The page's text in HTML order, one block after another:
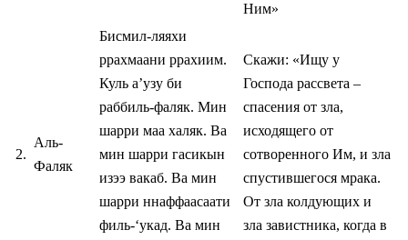
Ним»
2.
Аль-
Фаляк
Бисмил-ляяхи
ррахмаани ррахиим.
Куль а’узу би
раббиль-фаляк. Мин
шарри маа халяк. Ва
мин шарри гасикын
изээ вакаб. Ва мин
шарри ннаффаасаати
филь-‘укад. Ва мин
Скажи: «Ищу у
Господа рассвета –
спасения от зла,
исходящего от
сотворенного Им, и зла
спустившегося мрака.
От зла колдующих и
зла завистника, когда в